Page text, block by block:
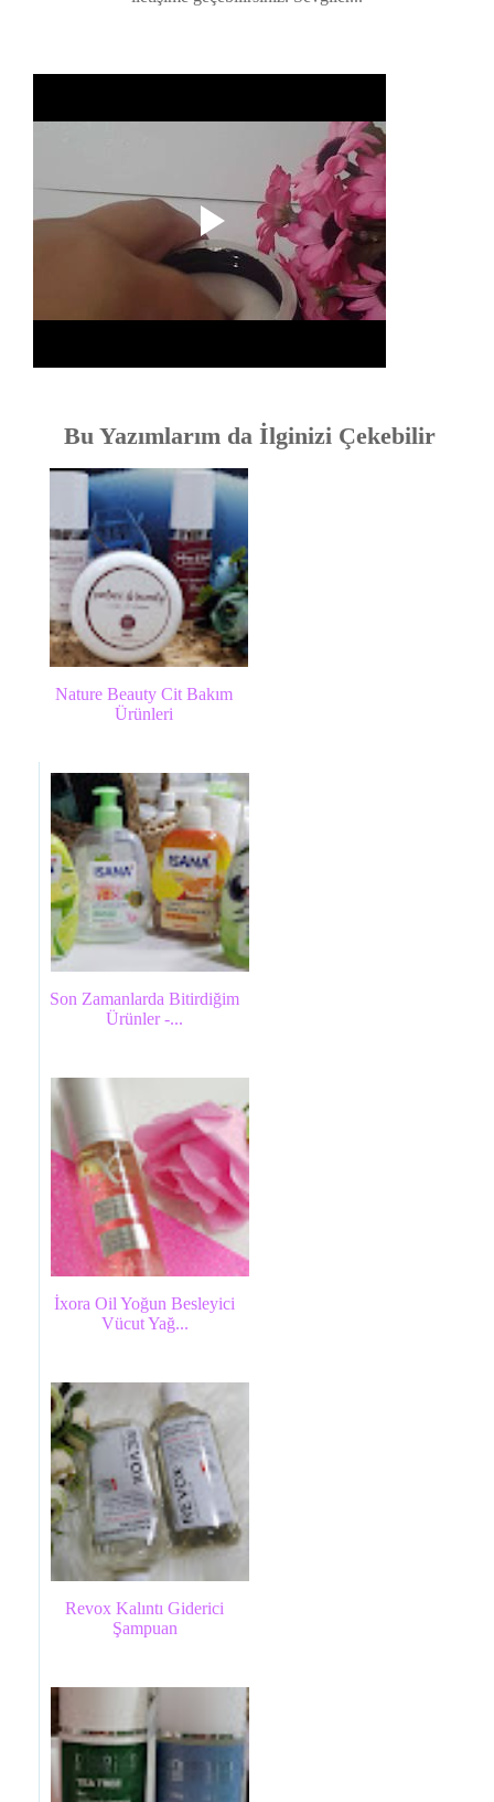
Bu Yazımlarım da İlginizi Çekebilir
Nature Beauty Cit Bakım
Ürünleri
Son Zamanlarda Bitirdiğim
Ürünler -...
İxora Oil Yoğun Besleyici
Vücut Yağ...
Revox Kalıntı Giderici
Şampuan